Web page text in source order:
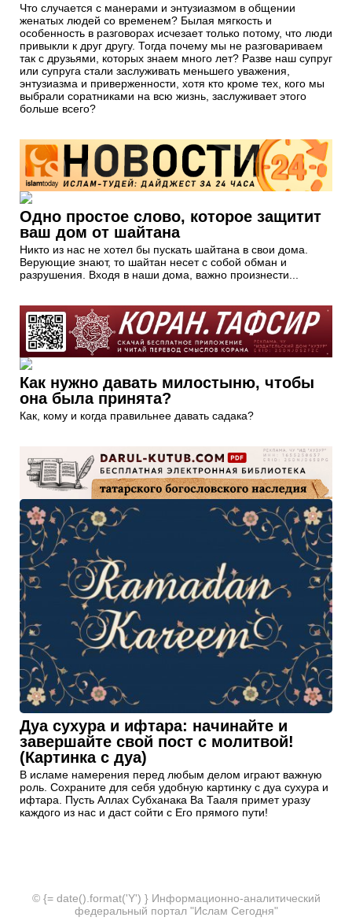
Что случается с манерами и энтузиазмом в общении
женатых людей со временем? Былая мягкость и
особенность в разговорах исчезает только потому, что люди
привыкли к друг другу. Тогда почему мы не разговариваем
так с друзьями, которых знаем много лет? Разве наш супруг
или супруга стали заслуживать меньшего уважения,
энтузиазма и приверженности, хотя кто кроме тех, кого мы
выбрали соратниками на всю жизнь, заслуживает этого
больше всего?
Одно простое слово, которое защитит
ваш дом от шайтана
Никто из нас не хотел бы пускать шайтана в свои дома.
Верующие знают, то шайтан несет с собой обман и
разрушения. Входя в наши дома, важно произнести...
Как нужно давать милостыню, чтобы
она была принята?
Как, кому и когда правильнее давать садака?
Дуа сухура и ифтара: начинайте и
завершайте свой пост с молитвой!
(Картинка с дуа)
В исламе намерения перед любым делом играют важную
роль. Сохраните для себя удобную картинку с дуа сухура и
ифтара. Пусть Аллах Субханака Ва Тааля примет уразу
каждого из нас и даст сойти с Его прямого пути!
© {= date().format('Y') } Информационно-аналитический
федеральный портал "Ислам Сегодня"